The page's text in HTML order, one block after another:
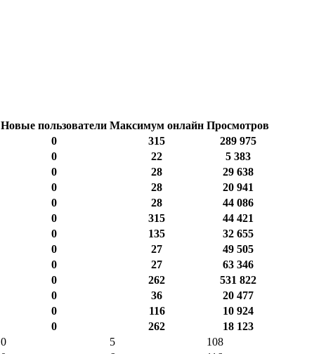
Новые пользователи Максимум онлайн Просмотров
0 315
289 975
0 22
5 383
0 28
29 638
0 28
20 941
0 28
44 086
0 315
44 421
0 135
32 655
0 27
49 505
0 27
63 346
0 262
531 822
0 36
20 477
0 116
10 924
0 262
18 123
0 5
108